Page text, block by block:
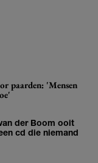
paarden: 'Mensen
der Boom ooit
cd die niemand